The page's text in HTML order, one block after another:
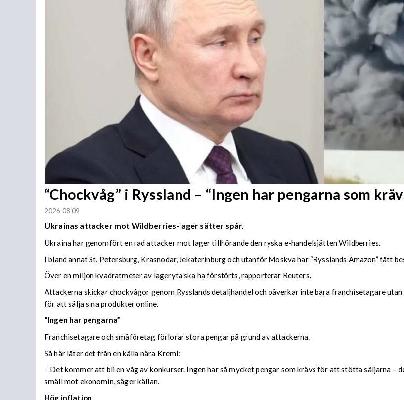
“Chockvåg” i Ryssland – “Ingen har pengarna som
2026 08 09
Ukrainas attacker mot Wildberries-lager sätter spår.
Ukraina har genomfört en rad attacker mot lager tillhörande den ryska e-handelsjätten Wildberries.
I bland annat St. Petersburg, Krasnodar, Jekaterinburg och utanför Moskva har “Rysslands Amazon” fått
Över en miljon kvadratmeter av lageryta ska ha förstörts, rapporterar Reuters.
Attackerna skickar chockvågor genom Rysslands detaljhandel och påverkar inte bara franchisetagare
för att sälja sina produkter online.
“Ingen har pengarna”
Franchisetagare och småföretag förlorar stora pengar på grund av attackerna.
Så här låter det från en källa nära Kreml:
– Det kommer att bli en våg av konkurser. Ingen har så mycket pengar som krävs för att stötta säljarna –
smäll mot ekonomin, säger källan.
Hög inflation